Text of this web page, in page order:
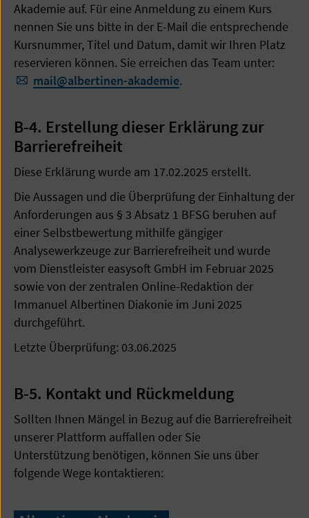
Akademie auf. Für eine Anmeldung zu einem Kurs
nennen Sie uns bitte in der E-Mail die entsprechende
Kursnummer, Titel und Datum, damit wir Ihren Platz
reservieren können. Sie erreichen das Team unter:
mail@albertinen-akademie.
B-4. Erstellung dieser Erklärung zur
Barrierefreiheit
Diese Erklärung wurde am 17.02.2025 erstellt.
Die Aussagen und die Überprüfung der Einhaltung der
Anforderungen aus § 3 Absatz 1 BFSG beruhen auf
einer Selbstbewertung mithilfe gängiger
Analysewerkzeuge zur Barrierefreiheit und wurde
vom Dienstleister easysoft GmbH im Februar 2025
sowie von der zentralen Online-Redaktion der
Immanuel Albertinen Diakonie im Juni 2025
durchgeführt.
Letzte Überprüfung: 03.06.2025
B-5. Kontakt und Rückmeldung
Sollten Ihnen Mängel in Bezug auf die Barrierefreiheit
unserer Plattform auffallen oder Sie
Unterstützung benötigen, können Sie uns über
folgende Wege kontaktieren: